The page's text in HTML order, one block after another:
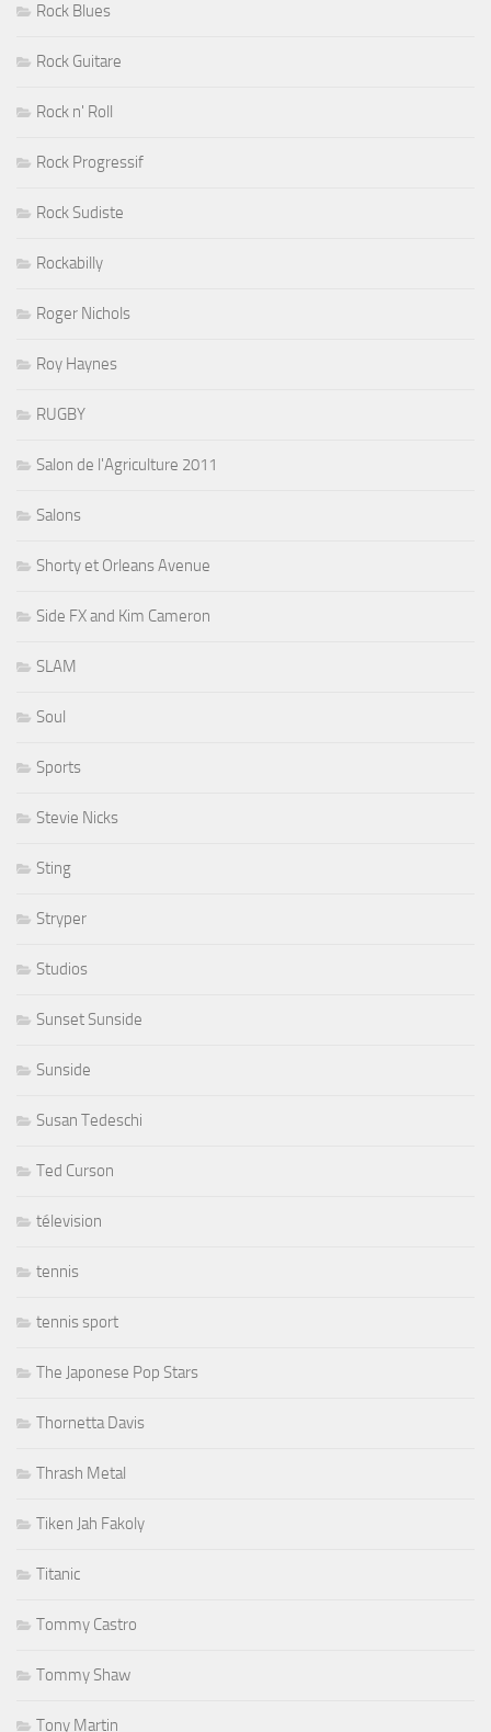
Rock Blues
Rock Guitare
Rock n' Roll
Rock Progressif
Rock Sudiste
Rockabilly
Roger Nichols
Roy Haynes
RUGBY
Salon de l'Agriculture 2011
Salons
Shorty et Orleans Avenue
Side FX and Kim Cameron
SLAM
Soul
Sports
Stevie Nicks
Sting
Stryper
Studios
Sunset Sunside
Sunside
Susan Tedeschi
Ted Curson
télevision
tennis
tennis sport
The Japonese Pop Stars
Thornetta Davis
Thrash Metal
Tiken Jah Fakoly
Titanic
Tommy Castro
Tommy Shaw
Tony Martin